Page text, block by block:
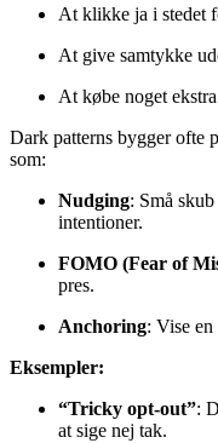
At klikke ja i stedet
At give samtykke
At købe noget
Dark patterns bygger ofte
som:
Nudging: Små
intentioner.
FOMO (Fear of
pres.
Anchoring: Vise
Eksempler:
“Tricky opt-out”:
at sige nej tak.